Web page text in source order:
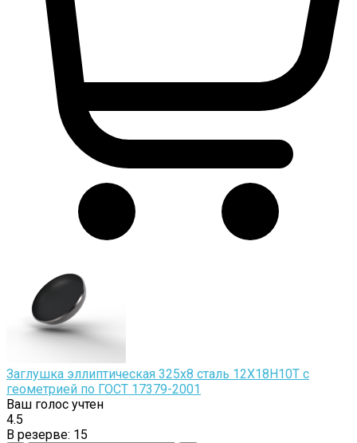
Заглушка эллиптическая 325х8 сталь 12Х18Н10Т с
геометрией по ГОСТ 17379-2001
Ваш голос учтен
4.5
В резерве: 15